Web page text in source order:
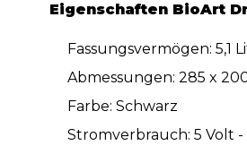
Eigenschaften BioArt
Fassungsvermögen: 5,1
Abmessungen: 285 x
Farbe: Schwarz
Stromverbrauch: 5 Volt